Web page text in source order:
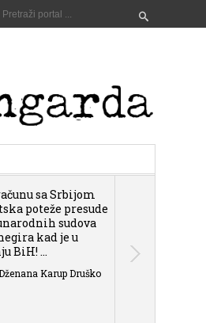
sa Srbijom
poteže presude
sudova
kad je u
BiH! ...
Karup Druško